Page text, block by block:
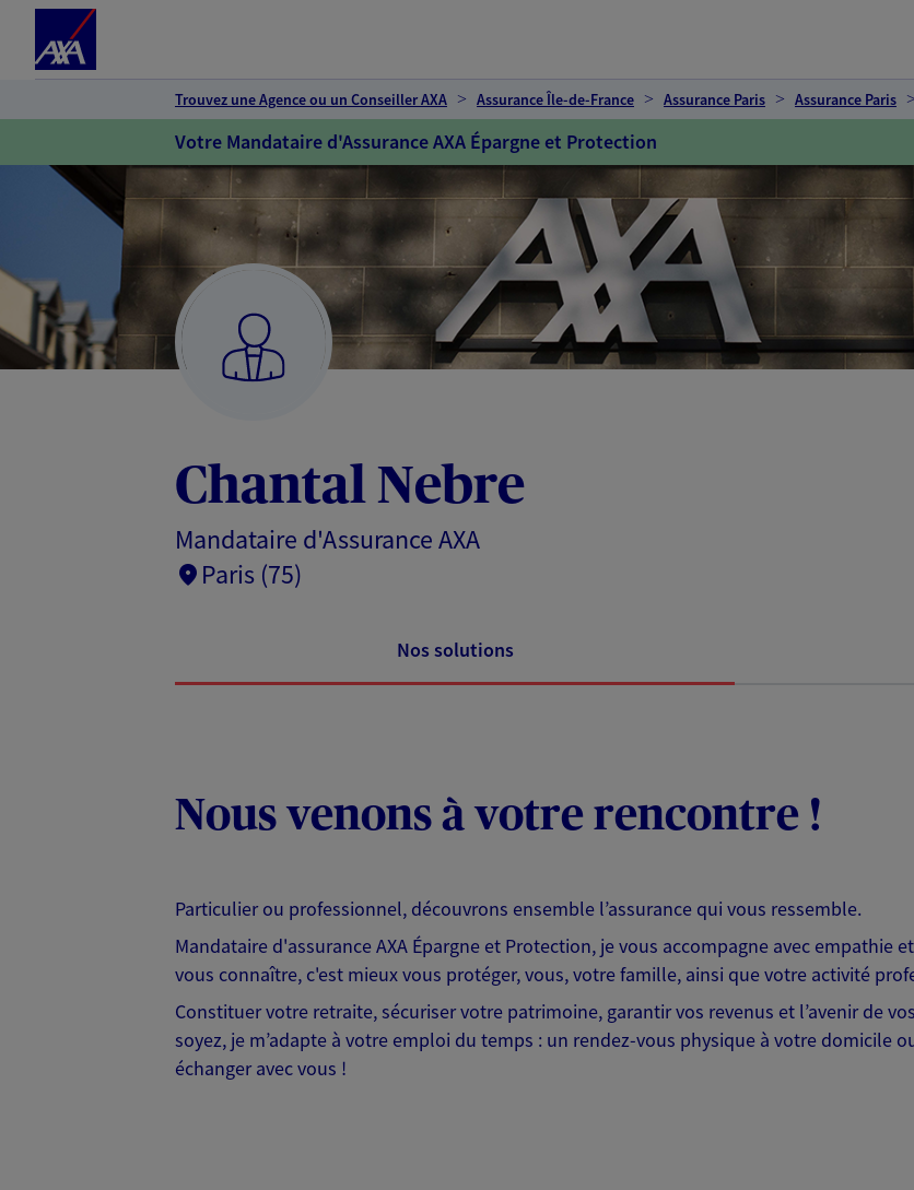
Trouvez une Agence ou un Conseiller AXA Assurance Île-de-France Assurance Paris Assurance Paris
Votre Mandataire d'Assurance AXA Épargne et Protection
Chantal Nebre
Mandataire d'Assurance AXA
Paris (75)
Nos solutions
Nous venons à votre rencontre !
Particulier ou professionnel, découvrons ensemble l’assurance qui vous ressemble.
Mandataire d'assurance AXA Épargne et Protection, je vous accompagne avec empathie
vous connaître, c'est mieux vous protéger, vous, votre famille, ainsi que votre activité
Constituer votre retraite, sécuriser votre patrimoine, garantir vos revenus et l’avenir de
soyez, je m’adapte à votre emploi du temps : un rendez-vous physique à votre domicile
échanger avec vous !